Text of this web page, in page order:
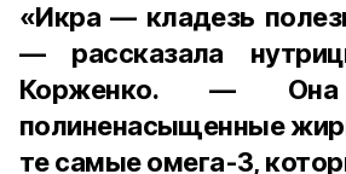
«Икра — кладезь
— рассказала
Корженко. — Она
полиненасыщенные
те самые омега-3,